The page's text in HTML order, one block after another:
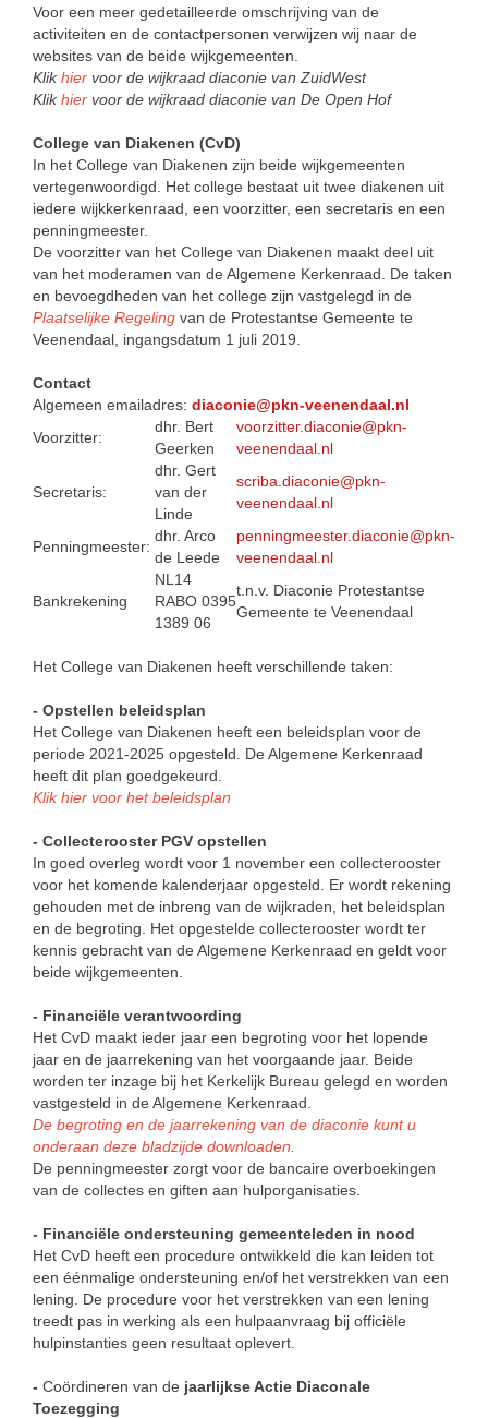
Voor een meer gedetailleerde omschrijving van de
activiteiten en de contactpersonen verwijzen wij naar de
websites van de beide wijkgemeenten.
Klikhier voor de wijkraad diaconie van ZuidWest
Klikhier voor de wijkraad diaconie van De Open Hof
College van Diakenen (CvD)
In het College van Diakenen zijn beide wijkgemeenten
vertegenwoordigd. Het college bestaat uit twee diakenen uit
iedere wijkkerkenraad, een voorzitter, een secretaris en een
penningmeester.
De voorzitter van het College van Diakenen maakt deel uit
van het moderamen van de Algemene Kerkenraad. De taken
en bevoegdheden van het college zijn vastgelegd in de
Plaatselijke Regeling van de Protestantse Gemeente te
Veenendaal, ingangsdatum 1 juli 2019.
Contact
Algemeen emailadres: diaconie@pkn-veenendaal.nl
Voorzitter:
dhr. Bert
Geerken
voorzitter.diaconie@pkn-
veenendaal.nl
Secretaris:
dhr. Gert
van der
Linde
scriba.diaconie@pkn-
veenendaal.nl
Penningmeester:
dhr. Arco
de Leede
penningmeester.diaconie@pkn-
veenendaal.nl
Bankrekening
NL14
RABO 0395
1389 06
t.n.v. Diaconie Protestantse
Gemeente te Veenendaal
Het College van Diakenen heeft verschillende taken:
- Opstellen beleidsplan
Het College van Diakenen heeft een beleidsplan voor de
periode 2021-2025 opgesteld. De Algemene Kerkenraad
heeft dit plan goedgekeurd.
Klik hier voor het beleidsplan
- Collecterooster PGV opstellen
In goed overleg wordt voor 1 november een collecterooster
voor het komende kalenderjaar opgesteld. Er wordt rekening
gehouden met de inbreng van de wijkraden, het beleidsplan
en de begroting. Het opgestelde collecterooster wordt ter
kennis gebracht van de Algemene Kerkenraad en geldt voor
beide wijkgemeenten.
- Financiële verantwoording
Het CvD maakt ieder jaar een begroting voor het lopende
jaar en de jaarrekening van het voorgaande jaar. Beide
worden ter inzage bij het Kerkelijk Bureau gelegd en worden
vastgesteld in de Algemene Kerkenraad.
De begroting en de jaarrekening van de diaconie kunt u
onderaan deze bladzijde downloaden.
De penningmeester zorgt voor de bancaire overboekingen
van de collectes en giften aan hulporganisaties.
- Financiële ondersteuning gemeenteleden in nood
Het CvD heeft een procedure ontwikkeld die kan leiden tot
een éénmalige ondersteuning en/of het verstrekken van een
lening. De procedure voor het verstrekken van een lening
treedt pas in werking als een hulpaanvraag bij officiële
hulpinstanties geen resultaat oplevert.
- Coördineren van de jaarlijkse Actie Diaconale
Toezegging